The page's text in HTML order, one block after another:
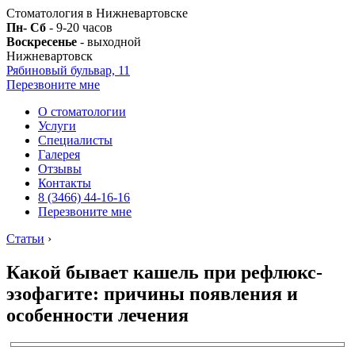
Стоматология в Нижневартовске
Пн- Сб - 9-20 часов
Воскресенье - выходной
Нижневартовск
Рябиновый бульвар, 11
Перезвоните мне
О стоматологии
Услуги
Специалисты
Галерея
Отзывы
Контакты
8 (3466) 44-16-16
Перезвоните мне
Статьи ›
Какой бывает кашель при рефлюкс-
эзофагите: причины появления и
особенности лечения